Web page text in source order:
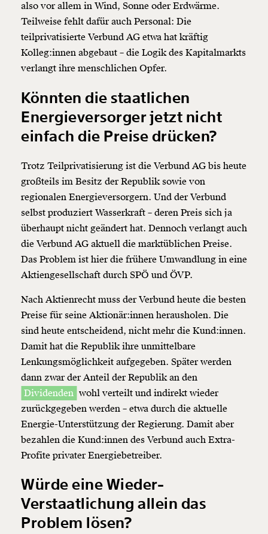
also vor allem in Wind, Sonne oder Erdwärme.
Teilweise fehlt dafür auch Personal: Die
teilprivatisierte Verbund AG etwa hat kräftig
Kolleg:innen abgebaut – die Logik des Kapitalmarkts
verlangt ihre menschlichen Opfer.
Könnten die staatlichen
Energieversorger jetzt nicht
einfach die Preise drücken?
Trotz Teilprivatisierung ist die Verbund AG bis heute
großteils im Besitz der Republik sowie von
regionalen Energieversorgern. Und der Verbund
selbst produziert Wasserkraft – deren Preis sich ja
überhaupt nicht geändert hat. Dennoch verlangt auch
die Verbund AG aktuell die marktüblichen Preise.
Das Problem ist hier die frühere Umwandlung in eine
Aktiengesellschaft durch SPÖ und ÖVP.
Nach Aktienrecht muss der Verbund heute die besten
Preise für seine Aktionär:innen herausholen. Die
sind heute entscheidend, nicht mehr die Kund:innen.
Damit hat die Republik ihre unmittelbare
Lenkungsmöglichkeit aufgegeben. Später werden
dann zwar der Anteil der Republik an den
Dividenden wohl verteilt und indirekt wieder
zurückgegeben werden – etwa durch die aktuelle
Energie-Unterstützung der Regierung. Damit aber
bezahlen die Kund:innen des Verbund auch Extra-
Profite privater Energiebetreiber.
Würde eine Wieder-
Verstaatlichung allein das
Problem lösen?